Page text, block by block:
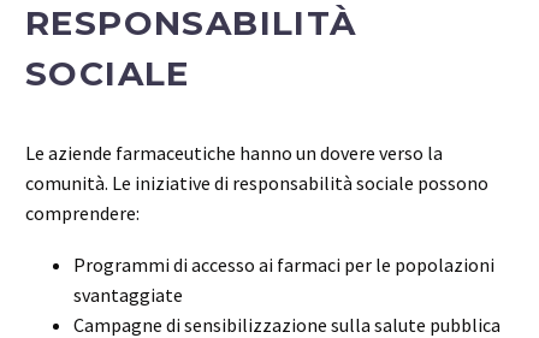
RESPONSABILITÀ
SOCIALE
Le aziende farmaceutiche hanno un dovere verso la
comunità. Le iniziative di responsabilità sociale possono
comprendere:
Programmi di accesso ai farmaci per le popolazioni
svantaggiate
Campagne di sensibilizzazione sulla salute pubblica